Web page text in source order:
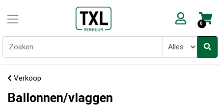
0
Verkoop
Ballonnen/vlaggen